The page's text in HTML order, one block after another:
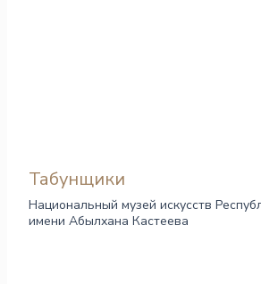
Табунщики
Национальный музей искусств
имени Абылхана Кастеева